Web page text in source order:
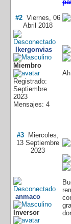
#2 Viernes, 06
Abril 2018
Ikergonvias
Miembro
Registrado:
Septiembre
2023
Mensajes: 4
#3 Miercoles,
13 Septiembre
2023
anmaco
Inversor